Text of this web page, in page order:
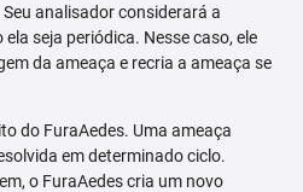
analisador considerará a
seja periódica. Nesse caso, ele
da ameaça e recria a ameaça se
do FuraAedes. Uma ameaça
em determinado ciclo.
o FuraAedes cria um novo